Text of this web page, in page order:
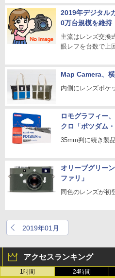
2019年デジタル
0万台規模を維持
主流はレンズ交
眼レフを台数で上
Map Camera、
内側にレンズポケ
ロモグラフィー
クロ「ポツダム
35mm判に続き製
オリーブグリー
ファリ」
同色のレンズが
2019年01月
アクセスランキング
1時間 24時間